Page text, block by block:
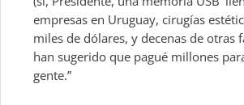
empresas en Uruguay, cirugías
miles de dólares, y decenas de otras
han sugerido que pagué millones
gente.”